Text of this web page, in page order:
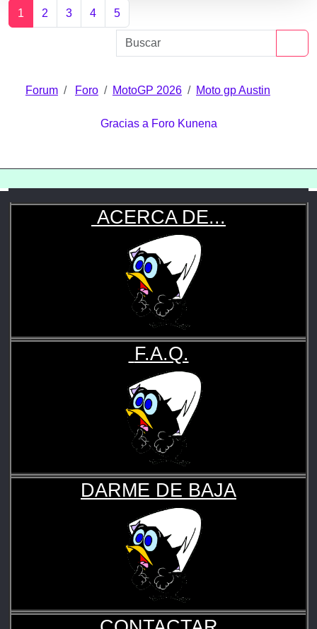
1 2 3 4 5
Forum Foro MotoGP 2026 Moto gp Austin
Gracias a Foro Kunena
ACERCA DE...
F.A.Q.
DARME DE BAJA